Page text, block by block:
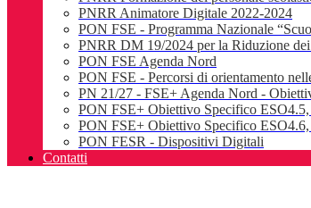
PNRR Animatore Digitale 2022-2024
PON FSE - Programma Nazionale
PNRR DM 19/2024 per la Riduzione
PON FSE Agenda Nord
PON FSE - Percorsi di orientamento
PN 21/27 - FSE+ Agenda Nord -
PON FSE+ Obiettivo Specifico
PON FSE+ Obiettivo Specifico
PON FESR - Dispositivi Digitali
Contatti